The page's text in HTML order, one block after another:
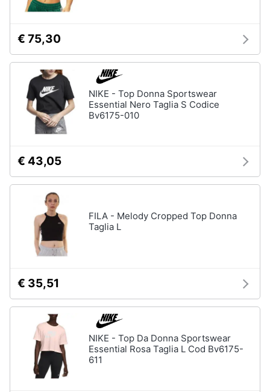
Brico
Giardinaggio
Salute
e
igiene
Beauty
Giocattoli
Prima
infanzia
Fotografia
Abbigliamento
Sport
Animali
Scarpe
Sandali
bambina
Vestiti
neonati
Copertina
neonato
Scarpe
Sneakers
Scarpe
tutti
Accessori
Sigaretta
elettronica
€ 75,30
NIKE - Top Donna Sportswear
Essential Nero Taglia S Codice
Bv6175-010
€ 43,05
FILA - Melody Cropped Top Donna
Taglia L
€ 35,51
NIKE - Top Da Donna Sportswear
Essential Rosa Taglia L Cod Bv6175-
611